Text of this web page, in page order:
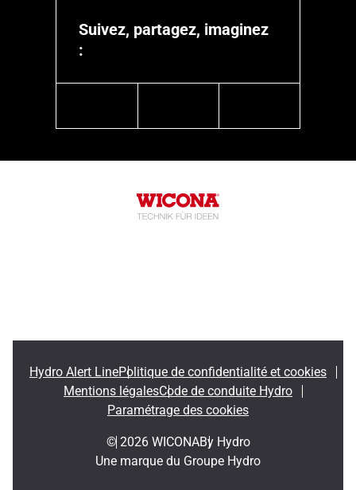
Suivez, partagez, imaginez
:
Hydro Alert LinePolitique de confidentialité et cookies
Mentions légalesCode de conduite Hydro
Paramétrage des cookies
© 2026 WICONABy Hydro
Une marque du Groupe Hydro